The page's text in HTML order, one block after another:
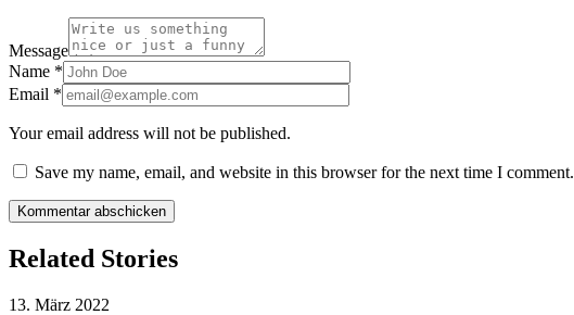
Message
Name *
Email *
Your email address will not be published.
Save my name, email, and website in this browser for the next time I comment.
Related Stories
13. März 2022